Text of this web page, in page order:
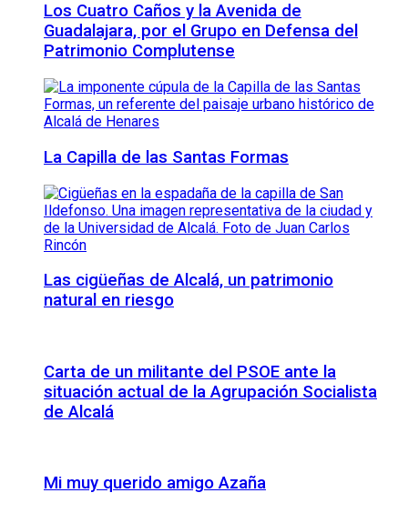
Los Cuatro Caños y la Avenida de
Guadalajara, por el Grupo en Defensa del
Patrimonio Complutense
La Capilla de las Santas Formas
Las cigüeñas de Alcalá, un patrimonio
natural en riesgo
Carta de un militante del PSOE ante la
situación actual de la Agrupación Socialista
de Alcalá
Mi muy querido amigo Azaña